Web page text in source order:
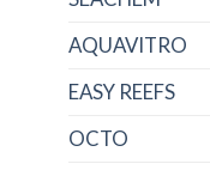
AQUAVITRO
EASY REEFS
OCTO